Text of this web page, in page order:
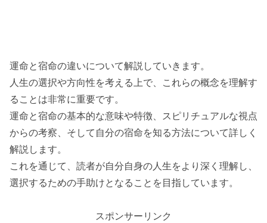
運命と宿命の違いについて解説していきます。
人生の選択や方向性を考える上で、これらの概念を理解す
ることは非常に重要です。
運命と宿命の基本的な意味や特徴、スピリチュアルな視点
からの考察、そして自分の宿命を知る方法について詳しく
解説します。
これを通じて、読者が自分自身の人生をより深く理解し、
選択するための手助けとなることを目指しています。
スポンサーリンク